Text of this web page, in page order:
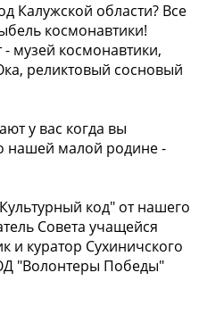
Калужской области? Все
космонавтики!
музей космонавтики,
реликтовый сосновый
у вас когда вы
нашей малой родине -
код" от нашего
Совета учащейся
и куратор Сухиничского
"Волонтеры Победы"